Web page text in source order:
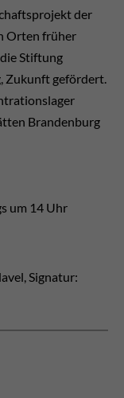
der
Orten früher
Stiftung
Zukunft gefördert.
Brandenburg
um 14 Uhr
Signatur: